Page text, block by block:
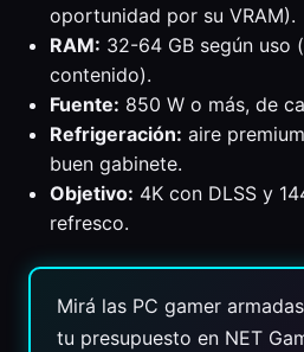
oportunidad por su VRAM).
RAM: 32-64 GB según uso
contenido).
Fuente: 850 W o más, de
Refrigeración: aire
buen gabinete.
Objetivo: 4K con DLSS y
refresco.
Mirá las PC gamer
tu presupuesto en NET